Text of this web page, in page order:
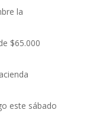
la
$65.000
este sábado